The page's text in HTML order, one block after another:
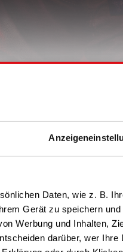
Daten, wie z. B.
Gerät zu speichern
Werbung und Inhalten,
darüber, wer